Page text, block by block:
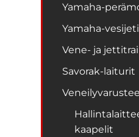
Yamaha-
Yamaha-
Vene- ja
Savorak-laiturit
kaapelit